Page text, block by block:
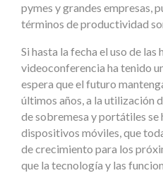
pymes y grandes empresas,
términos de productividad
Si hasta la fecha el uso de las
videoconferencia ha tenido
espera que el futuro
últimos años, a la utilización
de sobremesa y portátiles se
dispositivos móviles, que
de crecimiento para los
que la tecnología y las